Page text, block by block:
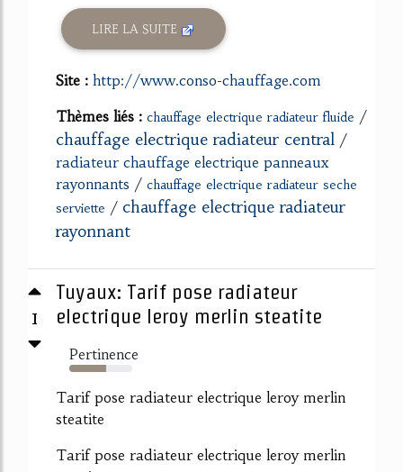
LIRE LA SUITE
Site : http://www.conso-chauffage.com
Thèmes liés : chauffage electrique radiateur fluide /
chauffage electrique radiateur central /
radiateur chauffage electrique panneaux
rayonnants / chauffage electrique radiateur seche
serviette / chauffage electrique radiateur
rayonnant
1
Tuyaux: Tarif pose radiateur
electrique leroy merlin steatite
Pertinence
58%
Tarif pose radiateur electrique leroy merlin
steatite
Tarif pose radiateur electrique leroy merlin